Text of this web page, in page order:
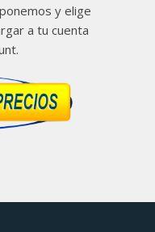
y elige
a tu cuenta